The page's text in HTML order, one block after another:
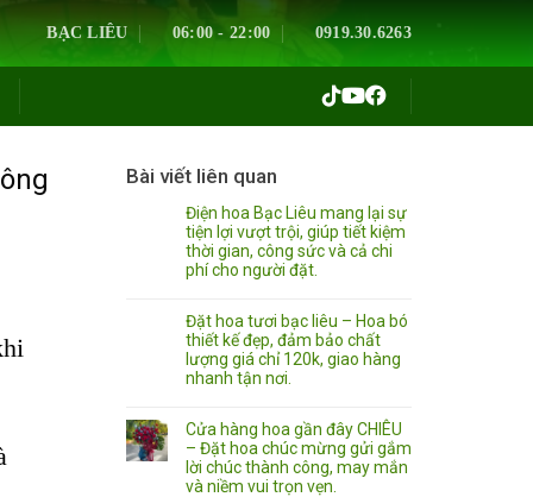
BẠC LIÊU 06:00 - 22:00 0919.30.6263
Bài viết liên quan
Điện hoa Bạc Liêu mang lại sự
tiện lợi vượt trội, giúp tiết kiệm
thời gian, công sức và cả chi
phí cho người đặt.
Đặt hoa tươi bạc liêu – Hoa bó
thiết kế đẹp, đảm bảo chất
lượng giá chỉ 120k, giao hàng
nhanh tận nơi.
Cửa hàng hoa gần đây CHIÊU
– Đặt hoa chúc mừng gửi gắm
lời chúc thành công, may mắn
và niềm vui trọn vẹn.